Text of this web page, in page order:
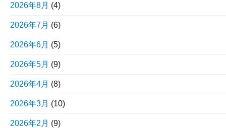
2026年8月 (4)
2026年7月 (6)
2026年6月 (5)
2026年5月 (9)
2026年4月 (8)
2026年3月 (10)
2026年2月 (9)